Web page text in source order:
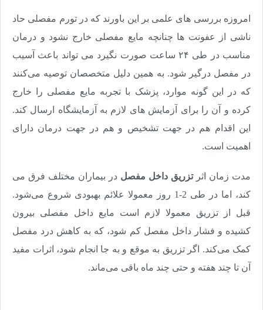
امروزه بررسی های علمی بر این باورند که در تورم مفصلی حاد
ناشی از عفونت ها چنانچه مایع مفصلی خارج نشود و درمان
مناسب در طی ۲۴ ساعت صورت نگیرد می تواند باعث آسیب
در مفصل درگیر شود. به همین دلیل متخصصان توصیه می‌کنند
که در این گونه موارد، پزشک با تجربه مایع مفصلی را خارج
کرده و آن را برای آزمایش های لازم به آزمایشگاه ارسال کند.
این اقدام هم در جهت تشخیص و هم در جهت درمان دارای
اهمیت است.
مدت زمان اثرتزریق داخل مفصل در بیماران مختلف فرق می
کند، اما در طی 2-1 روز معمولا علائم بهبودی شروع می‌شود.
قبل از تزریق معمولا لازم است مایع داخل مفصلی بیرون
کشیده و فشار داخل مفصل کم شود، که به کاهش درد مفصل
کمک می‌کند. اگر تزریق به موقع و به جا انجام شود، اثرات مفید
آن تا چند هفته و حتی چند ماه باقی می‌ماند.